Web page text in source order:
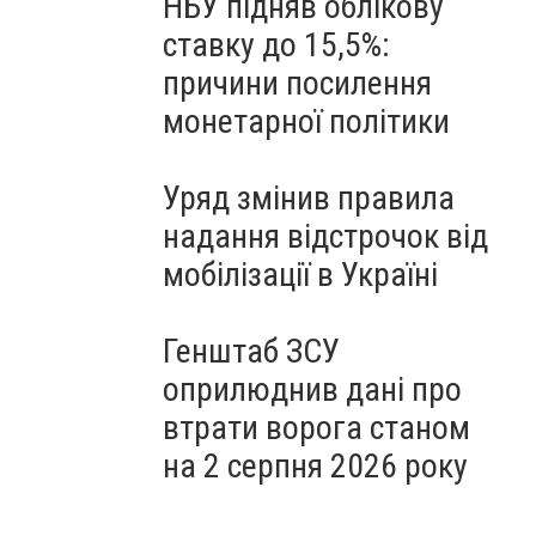
ставку до 15,5%:
причини посилення
монетарної політики
Уряд змінив правила
надання відстрочок від
мобілізації в Україні
Генштаб ЗСУ
оприлюднив дані про
втрати ворога станом
на 2 серпня 2026 року